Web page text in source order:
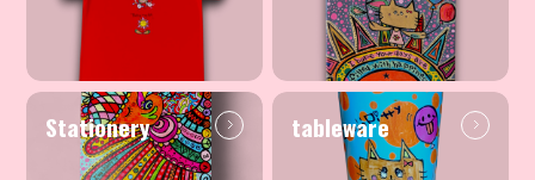
Stationery tableware